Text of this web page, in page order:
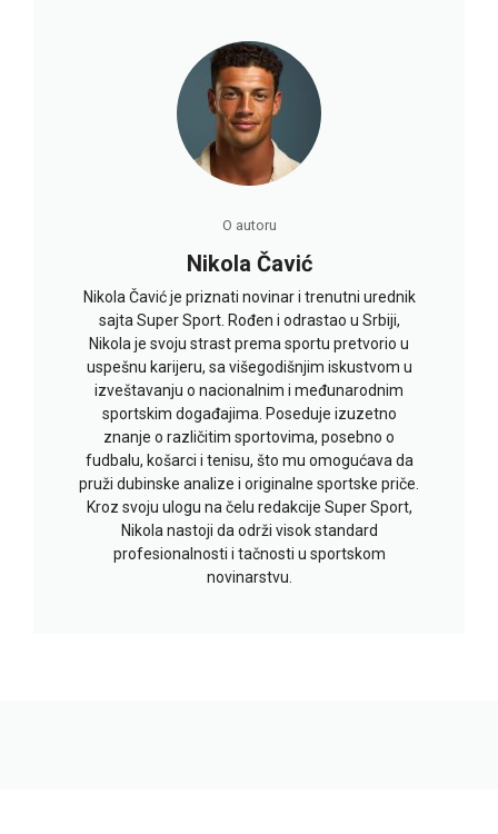
O autoru
Nikola Čavić
Nikola Čavić je priznati novinar i trenutni urednik
sajta Super Sport. Rođen i odrastao u Srbiji,
Nikola je svoju strast prema sportu pretvorio u
uspešnu karijeru, sa višegodišnjim iskustvom u
izveštavanju o nacionalnim i međunarodnim
sportskim događajima. Poseduje izuzetno
znanje o različitim sportovima, posebno o
fudbalu, košarci i tenisu, što mu omogućava da
pruži dubinske analize i originalne sportske priče.
Kroz svoju ulogu na čelu redakcije Super Sport,
Nikola nastoji da održi visok standard
profesionalnosti i tačnosti u sportskom
novinarstvu.